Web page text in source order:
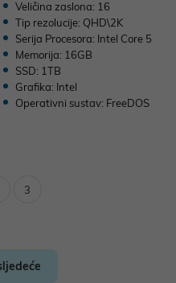
Veličina zaslona: 16
Tip rezolucije: QHD\2K
Serija Procesora: Intel Core 5
Memorija: 16GB
SSD: 1TB
Grafika: Intel
Operativni sustav: FreeDOS
3